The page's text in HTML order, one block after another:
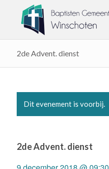
2de Advent. dienst
Dit evenement is voorbij.
2de Advent. dienst